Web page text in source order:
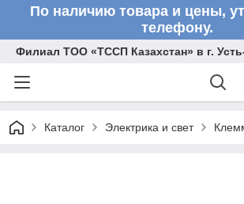
По наличию товара и цены,
телефону.
Филиал ТОО «ТССП Казахстан» в г.
Каталог Электрика и свет